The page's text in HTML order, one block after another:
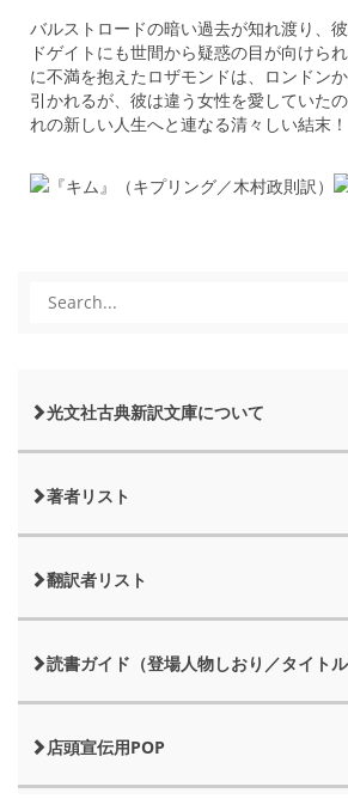
バルストロードの暗い過去が知れ渡り、
ドゲイトにも世間から疑惑の目が向けら
に不満を抱えたロザモンドは、ロンドン
引かれるが、彼は違う女性を愛してい
れの新しい人生へと連なる清々しい結末！
光文社古典新訳文庫について
著者リスト
翻訳者リスト
読書ガイド（登場人物しおり／タイトル
店頭宣伝用POP